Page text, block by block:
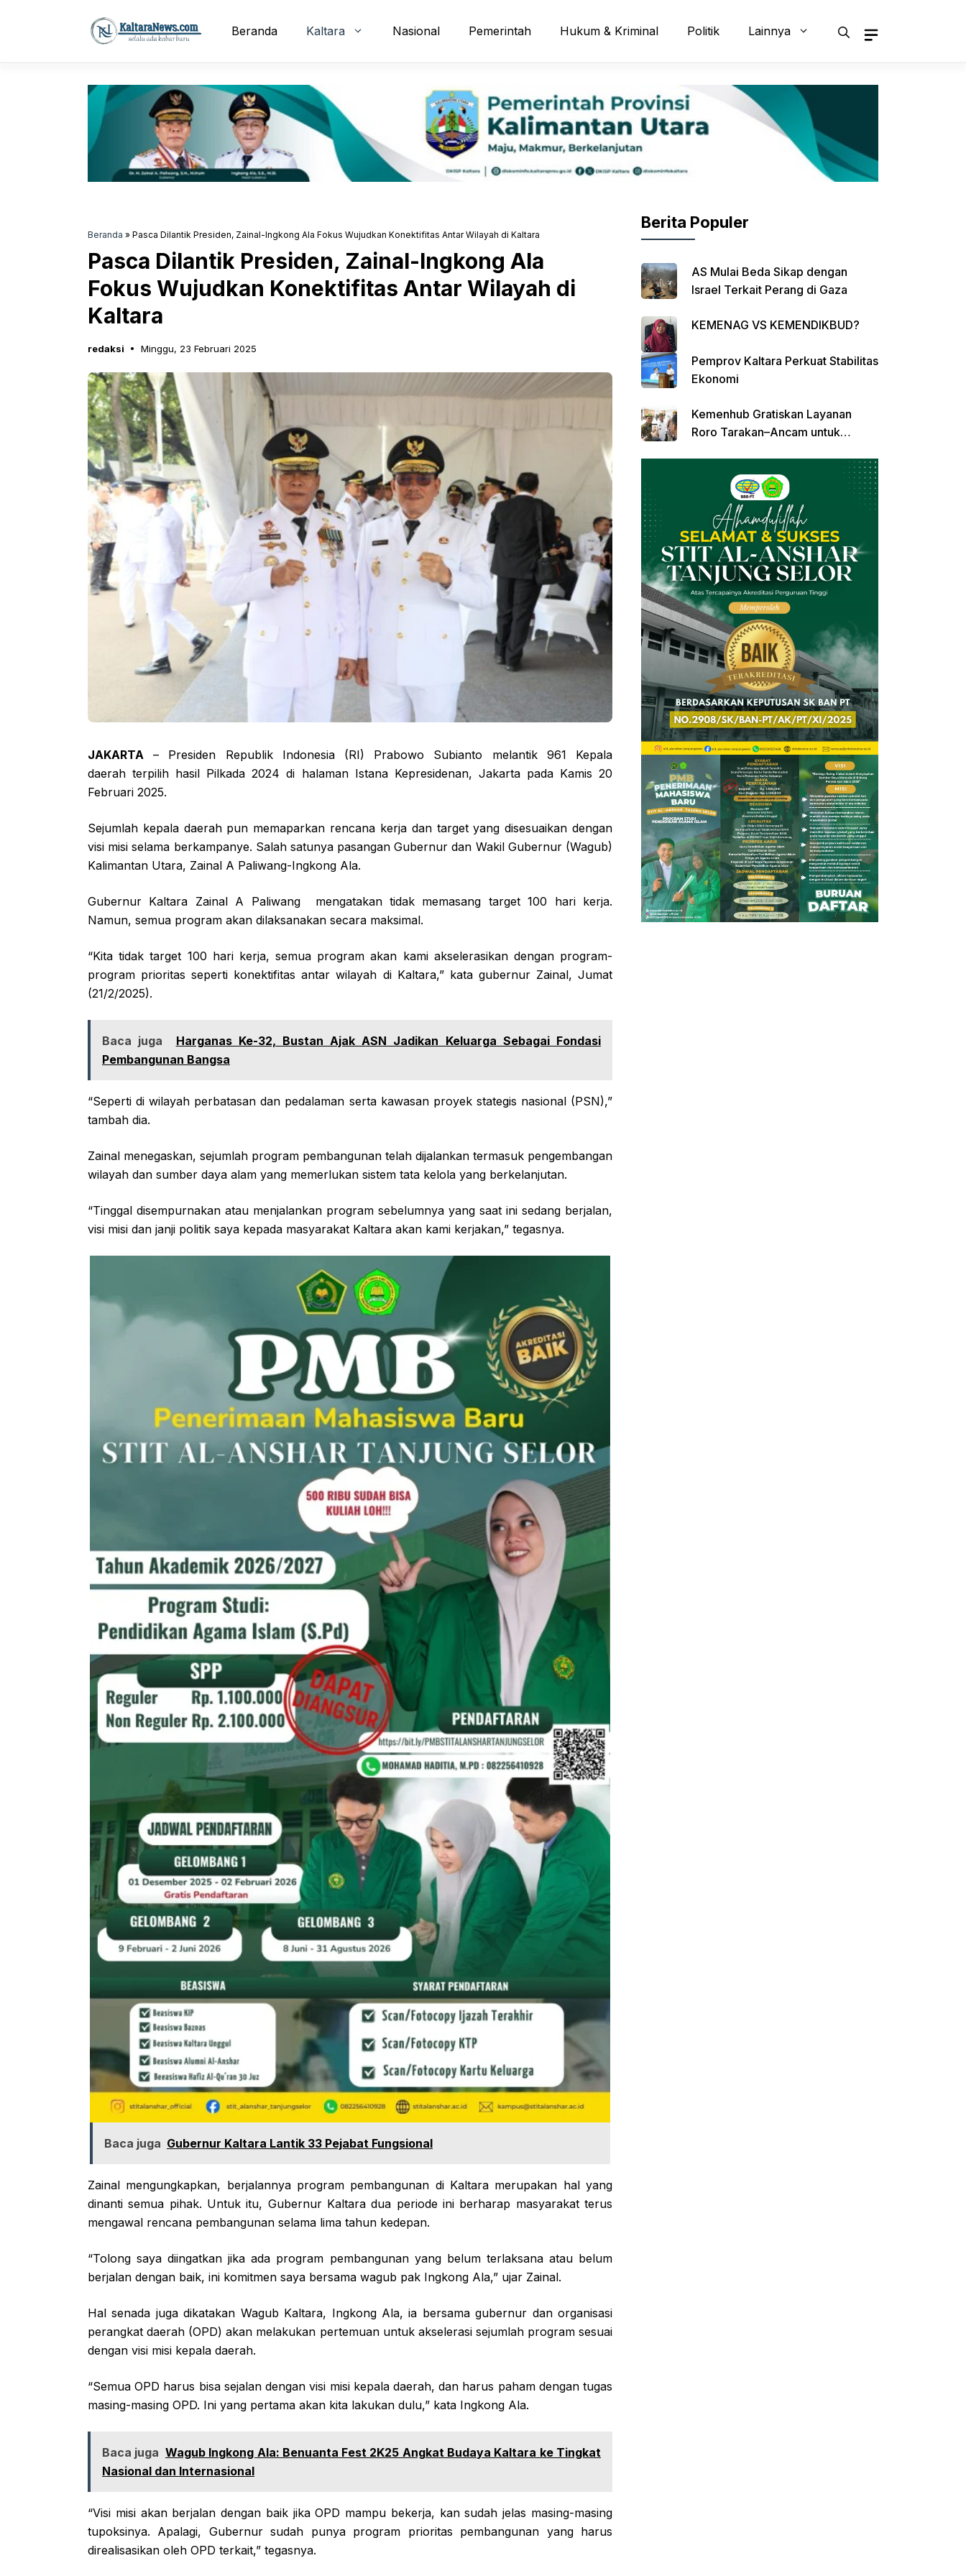
Beranda Kaltara Nasional Pemerintah Hukum & Kriminal Politik Lainnya
Beranda » Pasca Dilantik Presiden, Zainal-Ingkong Ala Fokus Wujudkan Konektifitas Antar Wilayah di Kaltara
Pasca Dilantik Presiden, Zainal-Ingkong Ala
Fokus Wujudkan Konektifitas Antar Wilayah di
Kaltara
redaksi Minggu, 23 Februari 2025
JAKARTA – Presiden Republik Indonesia (RI) Prabowo Subianto melantik 961 Kepala
daerah terpilih hasil Pilkada 2024 di halaman Istana Kepresidenan, Jakarta pada Kamis 20
Februari 2025.
Sejumlah kepala daerah pun memaparkan rencana kerja dan target yang disesuaikan dengan
visi misi selama berkampanye. Salah satunya pasangan Gubernur dan Wakil Gubernur (Wagub)
Kalimantan Utara, Zainal A Paliwang-Ingkong Ala.
Gubernur Kaltara Zainal A Paliwang mengatakan tidak memasang target 100 hari kerja.
Namun, semua program akan dilaksanakan secara maksimal.
“Kita tidak target 100 hari kerja, semua program akan kami akselerasikan dengan program-
program prioritas seperti konektifitas antar wilayah di Kaltara,” kata gubernur Zainal, Jumat
(21/2/2025).
Baca juga
Harganas Ke-32, Bustan Ajak ASN Jadikan Keluarga Sebagai Fondasi
Pembangunan Bangsa
“Seperti di wilayah perbatasan dan pedalaman serta kawasan proyek stategis nasional (PSN),”
tambah dia.
Zainal menegaskan, sejumlah program pembangunan telah dijalankan termasuk pengembangan
wilayah dan sumber daya alam yang memerlukan sistem tata kelola yang berkelanjutan.
“Tinggal disempurnakan atau menjalankan program sebelumnya yang saat ini sedang berjalan,
visi misi dan janji politik saya kepada masyarakat Kaltara akan kami kerjakan,” tegasnya.
Baca juga Gubernur Kaltara Lantik 33 Pejabat Fungsional
Zainal mengungkapkan, berjalannya program pembangunan di Kaltara merupakan hal yang
dinanti semua pihak. Untuk itu, Gubernur Kaltara dua periode ini berharap masyarakat terus
mengawal rencana pembangunan selama lima tahun kedepan.
“Tolong saya diingatkan jika ada program pembangunan yang belum terlaksana atau belum
berjalan dengan baik, ini komitmen saya bersama wagub pak Ingkong Ala,” ujar Zainal.
Hal senada juga dikatakan Wagub Kaltara, Ingkong Ala, ia bersama gubernur dan organisasi
perangkat daerah (OPD) akan melakukan pertemuan untuk akselerasi sejumlah program sesuai
dengan visi misi kepala daerah.
“Semua OPD harus bisa sejalan dengan visi misi kepala daerah, dan harus paham dengan tugas
masing-masing OPD. Ini yang pertama akan kita lakukan dulu,” kata Ingkong Ala.
Baca juga Wagub Ingkong Ala: Benuanta Fest 2K25 Angkat Budaya Kaltara ke Tingkat
Nasional dan Internasional
“Visi misi akan berjalan dengan baik jika OPD mampu bekerja, kan sudah jelas masing-masing
tupoksinya. Apalagi, Gubernur sudah punya program prioritas pembangunan yang harus
direalisasikan oleh OPD terkait,” tegasnya.
Berita Populer
AS Mulai Beda Sikap dengan
Israel Terkait Perang di Gaza
KEMENAG VS KEMENDIKBUD?
Pemprov Kaltara Perkuat Stabilitas
Ekonomi
Kemenhub Gratiskan Layanan
Roro Tarakan–Ancam untuk